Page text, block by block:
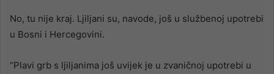
No, tu nije kraj. Ljiljani su, navode, još u službenoj upotrebi
u Bosni i Hercegovini.
“Plavi grb s ljiljanima još uvijek je u zvaničnoj upotrebi u